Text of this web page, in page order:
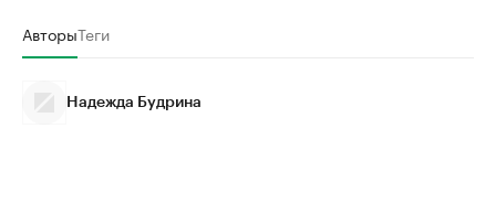
АвторыТеги
Надежда Будрина